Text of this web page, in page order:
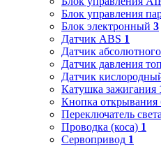
Блок управления
Блок электронный 3
Датчик ABS 1
Датчик
Датчик давления
Датчик
Катушка зажигания
Кнопка открывания
Переключатель
Проводка (коса) 1
Сервопривод 1